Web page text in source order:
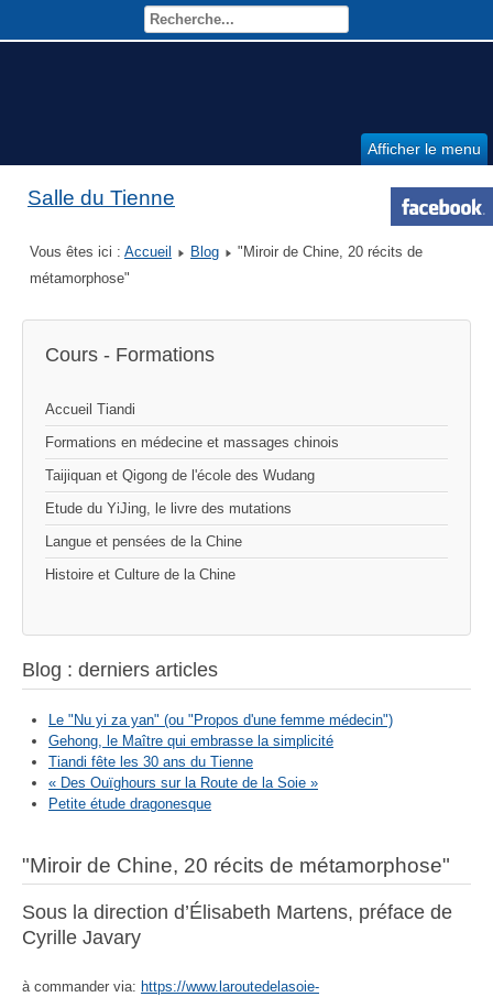
Afficher le menu
Salle du Tienne
Vous êtes ici : Accueil Blog
"Miroir de Chine, 20 récits de
métamorphose"
Cours - Formations
Accueil Tiandi
Formations en médecine et massages chinois
Taijiquan et Qigong de l'école des Wudang
Etude du YiJing, le livre des mutations
Langue et pensées de la Chine
Histoire et Culture de la Chine
Blog : derniers articles
Le "Nu yi za yan" (ou "Propos d'une femme médecin")
Gehong, le Maître qui embrasse la simplicité
Tiandi fête les 30 ans du Tienne
« Des Ouïghours sur la Route de la Soie »
Petite étude dragonesque
"Miroir de Chine, 20 récits de métamorphose"
Sous la direction d’Élisabeth Martens, préface de
Cyrille Javary
à commander via: https://www.laroutedelasoie-